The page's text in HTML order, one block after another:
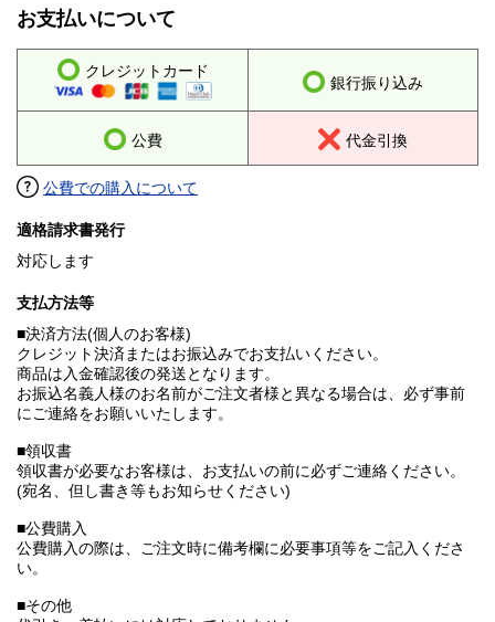
お支払いについて
クレジットカード
銀行振り込み
公費 代金引換
公費での購入について
適格請求書発行
対応します
支払方法等
■決済方法(個人のお客様)
クレジット決済またはお振込みでお支払いください。
商品は入金確認後の発送となります。
お振込名義人様のお名前がご注文者様と異なる場合は、必ず事前
にご連絡をお願いいたします。
■領収書
領収書が必要なお客様は、お支払いの前に必ずご連絡ください。
(宛名、但し書き等もお知らせください)
■公費購入
公費購入の際は、ご注文時に備考欄に必要事項等をご記入くださ
い。
■その他